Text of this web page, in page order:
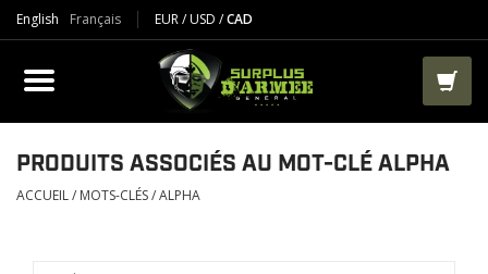
English Français EUR/USD /CAD
PRODUIT
VÊTEMENTS
BOTTES
PRODUITS ASSOCIÉS AU MOT-CLÉ ALPHA
ACCUEIL/ MOTS-CLÉS/ALPHA